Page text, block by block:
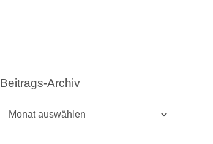
Beitrags-Archiv